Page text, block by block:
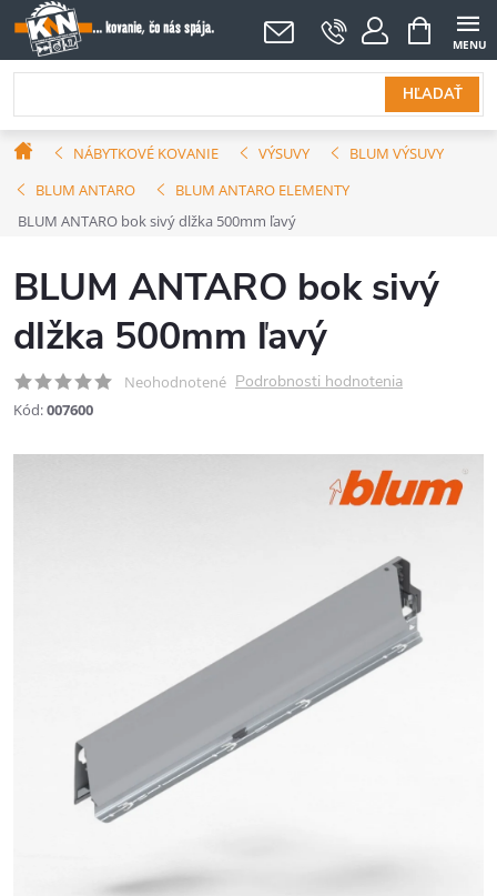
Prejsť
na
obsah
HĽADAŤ
NÁKUPNÝ
KOŠÍK
DomovNÁBYTKOVÉ KOVANIE VÝSUVY
BLUM VÝSUVY
BLUM ANTARO
BLUM ANTARO ELEMENTY
BLUM ANTARO bok sivý dlžka 500mm ľavý
BLUM ANTARO bok sivý
dlžka 500mm ľavý
Neohodnotené Podrobnosti hodnotenia
Kód:007600